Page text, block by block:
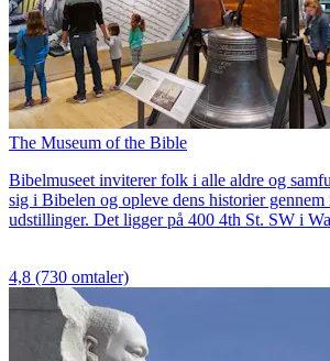
The Museum of the Bible
Bibelmuseet inviterer folk i alle aldre og
sig i Bibelen og opleve dens historier
udstillinger. Det ligger på 400 4th St. SW i
4,8 (730 omtaler)